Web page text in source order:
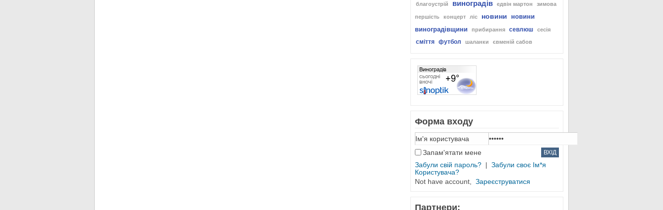
благоустрій виноградів едвін мартон зимова
першість концерт ліс новини
новини
виноградівщини
прибирання севлюш сесія
сміття футбол шаланки євменій сабов
Форма входу
Запам'ятати мене
Забули свій пароль? | Забули своє Ім*я
Користувача?
Not have account, Зареєструватися
Партнери: